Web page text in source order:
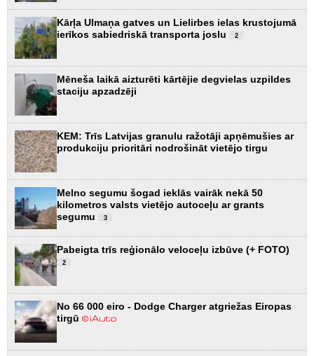
Kārļa Ulmaņa gatves un Lielirbes ielas krustojumā
ierīkos sabiedriskā transporta joslu
2
Mēneša laikā aizturēti kārtējie degvielas uzpildes
staciju apzadzēji
KEM: Trīs Latvijas granulu ražotāji apņēmušies ar
produkciju prioritāri nodrošināt vietējo tirgu
Melno segumu šogad ieklās vairāk nekā 50
kilometros valsts vietējo autoceļu ar grants
segumu
3
Pabeigta trīs reģionālo veloceļu izbūve (+ FOTO)
2
No 66 000 eiro - Dodge Charger atgriežas Eiropas
tirgū